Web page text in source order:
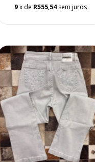
9x de R$55,54 sem juros